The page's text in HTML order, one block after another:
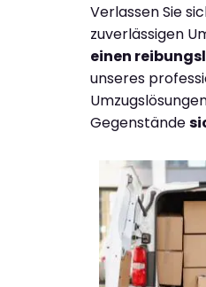
Verlassen Sie
zuverlässigen
einen
unseres
Gegenstände